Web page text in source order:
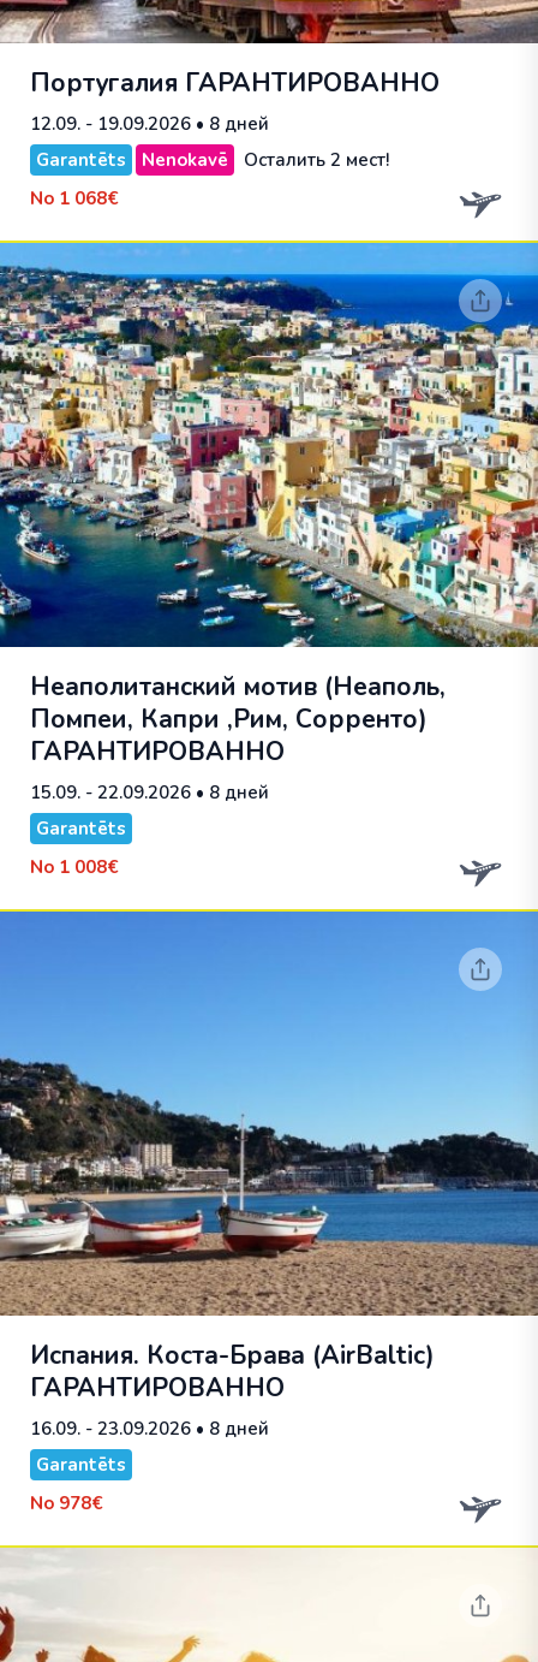
Португалия ГАРАНТИРОВАННО
12.09. - 19.09.2026 • 8 дней
Garantēts
Nenokavē
Осталить 2 мест!
No 1 068€
Неаполитанский мотив (Неаполь,
Помпеи, Капри ,Рим, Сорренто)
ГАРАНТИРОВАННО
15.09. - 22.09.2026 • 8 дней
Garantēts
No 1 008€
Испания. Коста-Брава (AirBaltic)
ГАРАНТИРОВАННО
16.09. - 23.09.2026 • 8 дней
Garantēts
No 978€